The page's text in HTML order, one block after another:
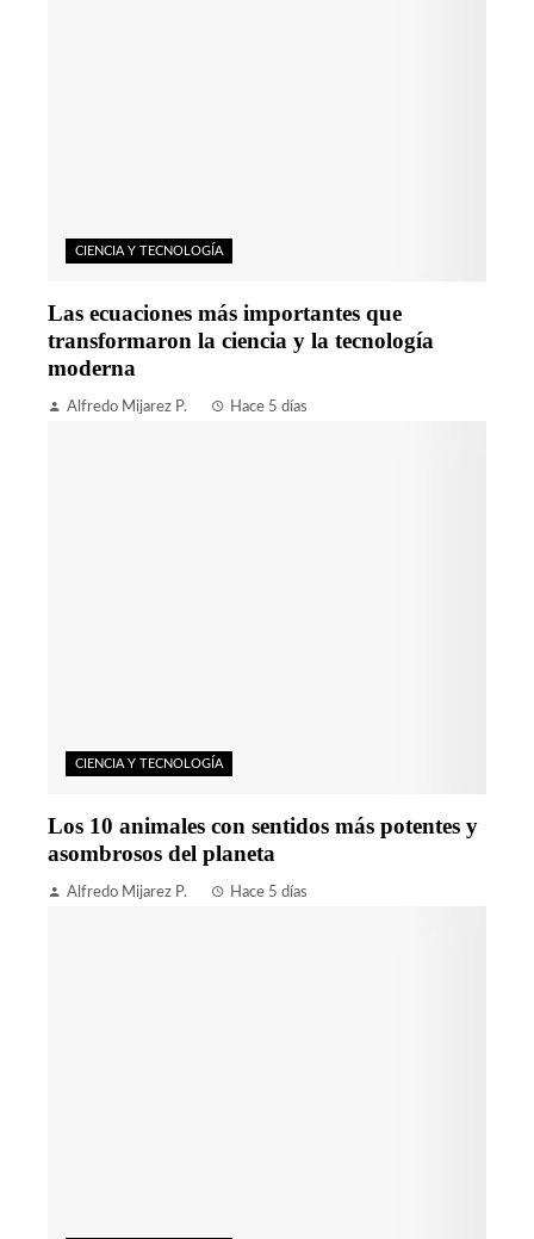
CIENCIA Y TECNOLOGÍA
Las ecuaciones más importantes que
transformaron la ciencia y la tecnología
moderna
Alfredo Mijarez P. Hace 5 días
CIENCIA Y TECNOLOGÍA
Los 10 animales con sentidos más potentes y
asombrosos del planeta
Alfredo Mijarez P. Hace 5 días